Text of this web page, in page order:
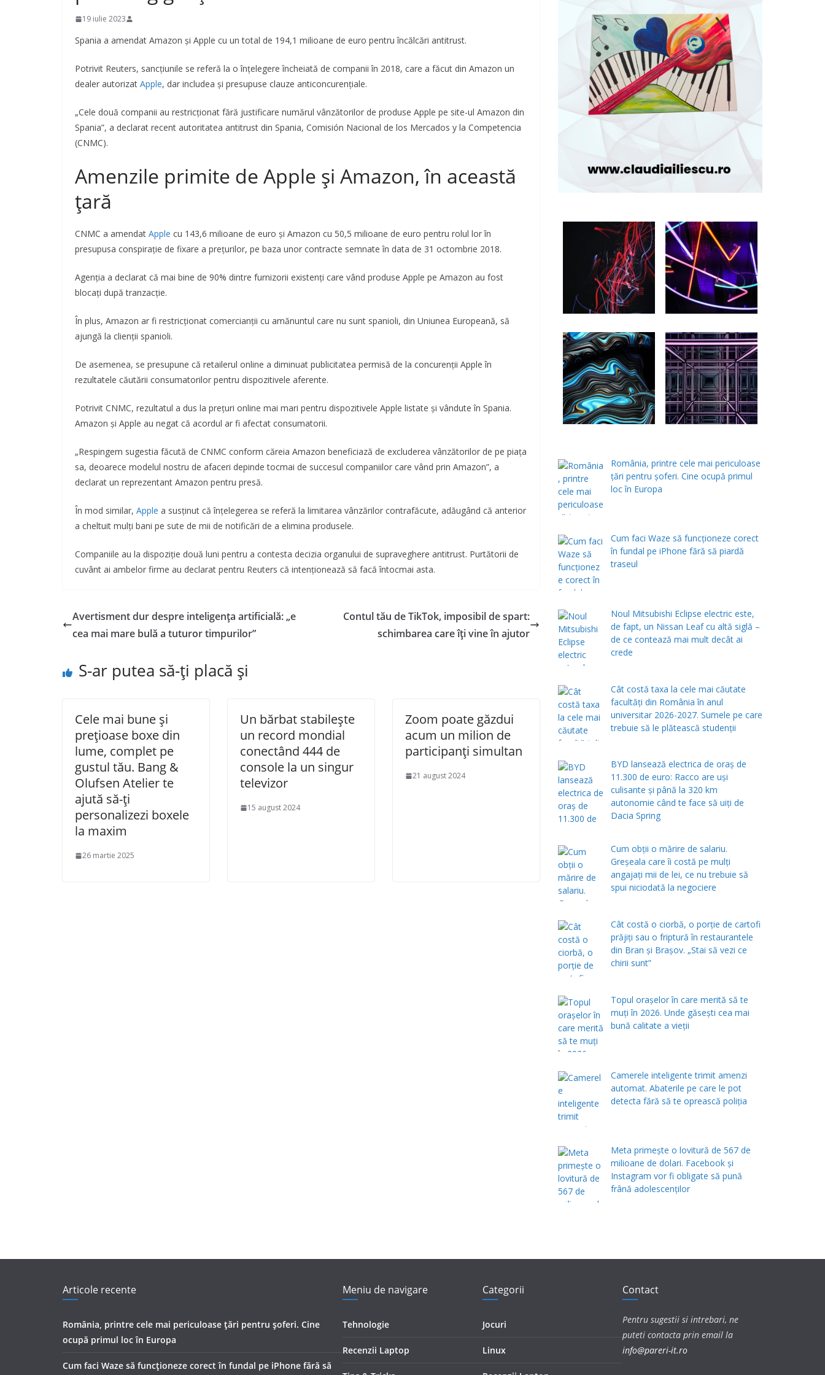
19 iulie 2023
Spania a amendat Amazon și Apple cu un total de 194,1 milioane de euro pentru încălcări antitrust.
Potrivit Reuters, sancțiunile se referă la o înțelegere încheiată de companii în 2018, care a făcut din Amazon un
dealer autorizat Apple, dar includea și presupuse clauze anticoncurențiale.
„Cele două companii au restricționat fără justificare numărul vânzătorilor de produse Apple pe site-ul Amazon din
Spania”, a declarat recent autoritatea antitrust din Spania, Comisión Nacional de los Mercados y la Competencia
(CNMC).
Amenzile primite de Apple și Amazon, în această
țară
CNMC a amendat Apple cu 143,6 milioane de euro și Amazon cu 50,5 milioane de euro pentru rolul lor în
presupusa conspirație de fixare a prețurilor, pe baza unor contracte semnate în data de 31 octombrie 2018.
Agenția a declarat că mai bine de 90% dintre furnizorii existenți care vând produse Apple pe Amazon au fost
blocați după tranzacție.
În plus, Amazon ar fi restricționat comercianții cu amănuntul care nu sunt spanioli, din Uniunea Europeană, să
ajungă la clienții spanioli.
De asemenea, se presupune că retailerul online a diminuat publicitatea permisă de la concurenții Apple în
rezultatele căutării consumatorilor pentru dispozitivele aferente.
Potrivit CNMC, rezultatul a dus la prețuri online mai mari pentru dispozitivele Apple listate și vândute în Spania.
Amazon și Apple au negat că acordul ar fi afectat consumatorii.
„Respingem sugestia făcută de CNMC conform căreia Amazon beneficiază de excluderea vânzătorilor de pe piața
sa, deoarece modelul nostru de afaceri depinde tocmai de succesul companiilor care vând prin Amazon”, a
declarat un reprezentant Amazon pentru presă.
În mod similar, Apple a susținut că înțelegerea se referă la limitarea vânzărilor contrafăcute, adăugând că anterior
a cheltuit mulți bani pe sute de mii de notificări de a elimina produsele.
Companiile au la dispoziție două luni pentru a contesta decizia organului de supraveghere antitrust. Purtătorii de
cuvânt ai ambelor firme au declarat pentru Reuters că intenționează să facă întocmai asta.
Avertisment dur despre inteligența artificială: „e
cea mai mare bulă a tuturor timpurilor”
Contul tău de TikTok, imposibil de spart:
schimbarea care îți vine în ajutor
S-ar putea să-ți placă și
Cele mai bune și
prețioase boxe din
lume, complet pe
gustul tău. Bang &
Olufsen Atelier te
ajută să-ți
personalizezi boxele
la maxim
26 martie 2025
Un bărbat stabilește
un record mondial
conectând 444 de
console la un singur
televizor
15 august 2024
Zoom poate găzdui
acum un milion de
participanți simultan
21 august 2024
România, printre cele mai periculoase
țări pentru șoferi. Cine ocupă primul
loc în Europa
Cum faci Waze să funcționeze corect
în fundal pe iPhone fără să piardă
traseul
Noul Mitsubishi Eclipse electric este,
de fapt, un Nissan Leaf cu altă siglă –
de ce contează mai mult decât ai
crede
Cât costă taxa la cele mai căutate
facultăți din România în anul
universitar 2026-2027. Sumele pe care
trebuie să le plătească studenții
BYD lansează electrica de oraș de
11.300 de euro: Racco are uși
culisante și până la 320 km
autonomie când te face să uiți de
Dacia Spring
Cum obții o mărire de salariu.
Greșeala care îi costă pe mulți
angajați mii de lei, ce nu trebuie să
spui niciodată la negociere
Cât costă o ciorbă, o porţie de cartofi
prăjiţi sau o friptură în restaurantele
din Bran şi Braşov. „Stai să vezi ce
chirii sunt”
Topul orașelor în care merită să te
muți în 2026. Unde găsești cea mai
bună calitate a vieții
Camerele inteligente trimit amenzi
automat. Abaterile pe care le pot
detecta fără să te oprească poliția
Meta primește o lovitură de 567 de
milioane de dolari. Facebook și
Instagram vor fi obligate să pună
frână adolescenților
Articole recente
România, printre cele mai periculoase țări pentru șoferi. Cine
ocupă primul loc în Europa
Cum faci Waze să funcționeze corect în fundal pe iPhone fără să
Meniu de navigare
Tehnologie
Recenzii Laptop
Categorii
Jocuri
Linux
Contact
Pentru sugestii si intrebari, ne
puteti contacta prin email la
info@pareri-it.ro